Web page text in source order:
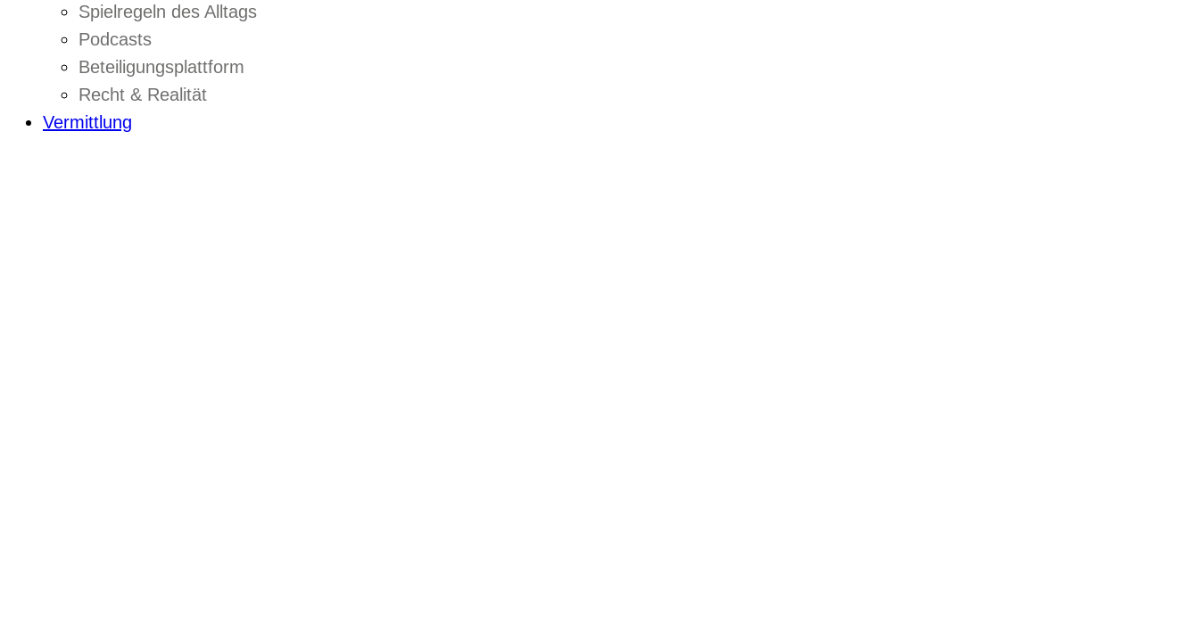
Spielregeln des Alltags
Podcasts
Beteiligungsplattform
Recht & Realität
Vermittlung